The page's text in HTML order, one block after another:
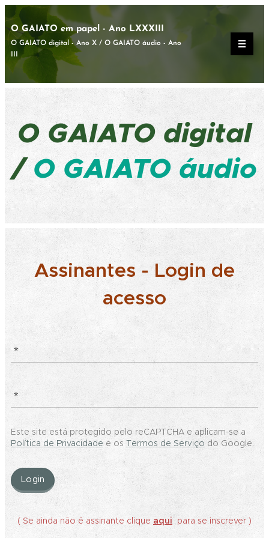
O GAIATO em papel - Ano LXXXIII
O GAIATO digital - Ano X / O GAIATO áudio - Ano
O GAIATOdigital
/O GAIATO áudio
Assinantes - Login de
acesso
Este site está protegido pelo reCAPTCHA e aplicam-se a
Política de Privacidade e os Termos de Serviço do Google.
Login
( Se ainda não é assinante clique aquipara se inscrever )